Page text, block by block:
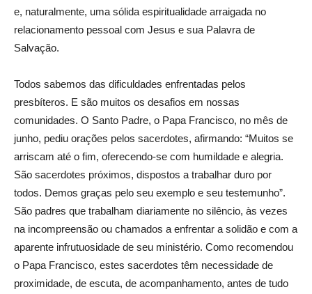
e, naturalmente, uma sólida espiritualidade arraigada no
relacionamento pessoal com Jesus e sua Palavra de
Salvação.
Todos sabemos das dificuldades enfrentadas pelos
presbíteros. E são muitos os desafios em nossas
comunidades. O Santo Padre, o Papa Francisco, no mês de
junho, pediu orações pelos sacerdotes, afirmando: “Muitos se
arriscam até o fim, oferecendo-se com humildade e alegria.
São sacerdotes próximos, dispostos a trabalhar duro por
todos. Demos graças pelo seu exemplo e seu testemunho”.
São padres que trabalham diariamente no silêncio, às vezes
na incompreensão ou chamados a enfrentar a solidão e com a
aparente infrutuosidade de seu ministério. Como recomendou
o Papa Francisco, estes sacerdotes têm necessidade de
proximidade, de escuta, de acompanhamento, antes de tudo